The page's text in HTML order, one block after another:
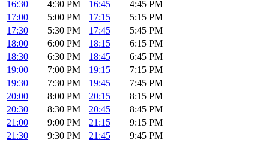
16:30
4:30 PM 16:45
4:45 PM
17:00
5:00 PM 17:15
5:15 PM
17:30
5:30 PM 17:45
5:45 PM
18:00
6:00 PM 18:15
6:15 PM
18:30
6:30 PM 18:45
6:45 PM
19:00
7:00 PM 19:15
7:15 PM
19:30
7:30 PM 19:45
7:45 PM
20:00
8:00 PM 20:15
8:15 PM
20:30
8:30 PM 20:45
8:45 PM
21:00
9:00 PM 21:15
9:15 PM
21:30
9:30 PM 21:45
9:45 PM